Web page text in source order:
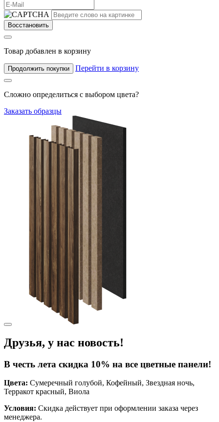
Восстановить
Товар добавлен в корзину
Продолжить покупки Перейти в корзину
Сложно определиться с выбором цвета?
Заказать образцы
Друзья, у нас новость!
В честь лета скидка 10% на все цветные панели!
Цвета: Сумеречный голубой, Кофейный, Звездная ночь,
Терракот красный, Виола
Условия: Скидка действует при оформлении заказа через
менеджера.